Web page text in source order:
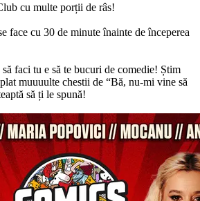
cu multe porții de râs!
face cu 30 de minute înainte de începerea
faci tu e să te bucuri de comedie! Știm
muuuulte chestii de “Bă, nu-mi vine să
să ți le spună!